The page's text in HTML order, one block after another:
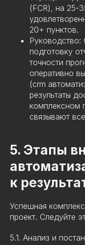
(FCR), на 25-
20+ пунктов.
подготовку
точности
оперативно
(crm
результаты
комплексном
связывают
5. Этапы
к
Успешная
проект. Следуйте
5.1. Анализ и